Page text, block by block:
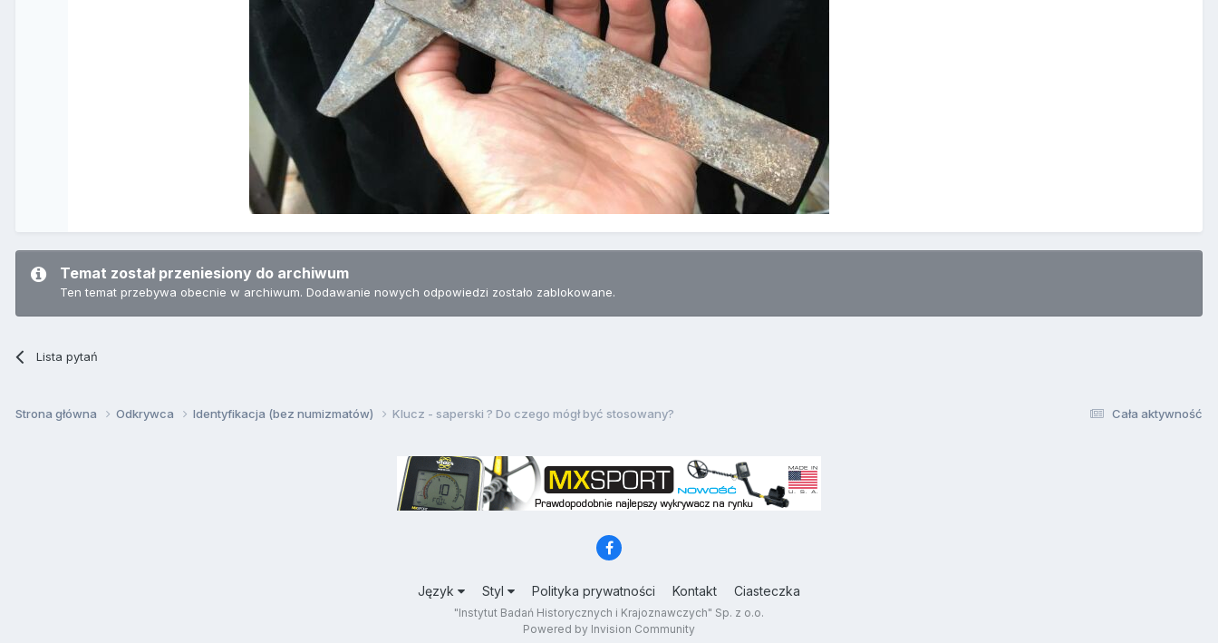
Temat został przeniesiony do archiwum
Ten temat przebywa obecnie w archiwum. Dodawanie nowych odpowiedzi zostało zablokowane.
Lista pytań
Cała aktywność
Strona główna Odkrywca Identyfikacja (bez numizmatów) Klucz - saperski ? Do czego mógł być stosowany?
Język Styl Polityka prywatności Kontakt Ciasteczka
"Instytut Badań Historycznych i Krajoznawczych" Sp. z o.o.
Powered by Invision Community